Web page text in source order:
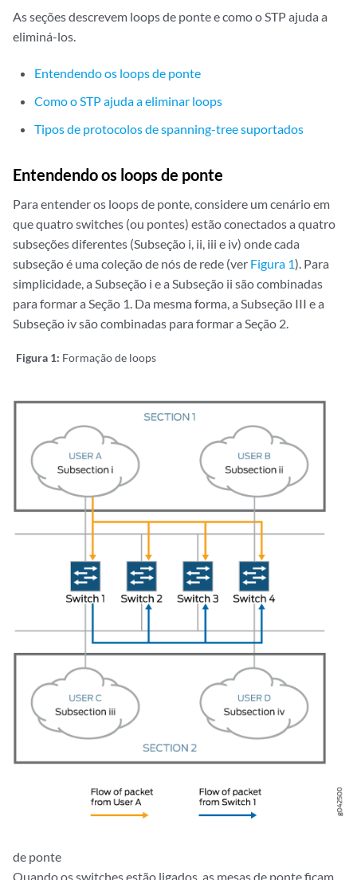
As seções descrevem loops de ponte e como o STP ajuda a
eliminá-los.
Entendendo os loops de ponte
Como o STP ajuda a eliminar loops
Tipos de protocolos de spanning-tree suportados
Entendendo os loops de ponte
Para entender os loops de ponte, considere um cenário em
que quatro switches (ou pontes) estão conectados a quatro
subseções diferentes (Subseção i, ii, iii e iv) onde cada
subseção é uma coleção de nós de rede (ver Figura 1). Para
simplicidade, a Subseção i e a Subseção ii são combinadas
para formar a Seção 1. Da mesma forma, a Subseção III e a
Subseção iv são combinadas para formar a Seção 2.
Figura 1: Formação de loops
de ponte
Quando os switches estão ligados, as mesas de ponte ficam